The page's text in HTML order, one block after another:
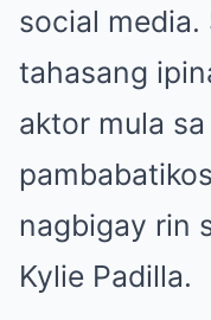
social media.
tahasang
aktor mula
nagbigay rin
Kylie Padilla.